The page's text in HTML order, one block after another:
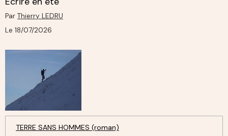
Par Thierry LEDRU
Le 18/07/2026
TERRE SANS HOMMES (roman)